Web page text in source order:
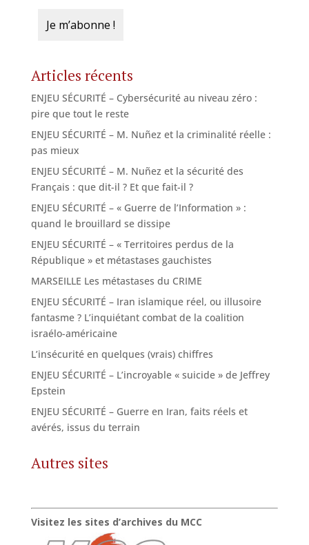
Articles récents
ENJEU SÉCURITÉ – Cybersécurité au niveau zéro :
pire que tout le reste
ENJEU SÉCURITÉ – M. Nuñez et la criminalité réelle :
pas mieux
ENJEU SÉCURITÉ – M. Nuñez et la sécurité des
Français : que dit-il ? Et que fait-il ?
ENJEU SÉCURITÉ – « Guerre de l’Information » :
quand le brouillard se dissipe
ENJEU SÉCURITÉ – « Territoires perdus de la
République » et métastases gauchistes
MARSEILLE Les métastases du CRIME
ENJEU SÉCURITÉ – Iran islamique réel, ou illusoire
fantasme ? L’inquiétant combat de la coalition
israélo-américaine
L’insécurité en quelques (vrais) chiffres
ENJEU SÉCURITÉ – L’incroyable « suicide » de Jeffrey
Epstein
ENJEU SÉCURITÉ – Guerre en Iran, faits réels et
avérés, issus du terrain
Autres sites
Visitez les sites d’archives du MCC